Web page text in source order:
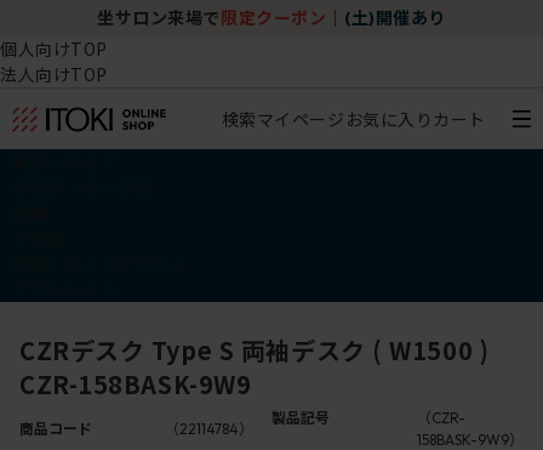
坐サロン来場で 限定クーポン (土)開催あり
個人向けTOP
法人向けTOP
検索マイページ お気に入り カート
CZRデスク Type S 両袖デスク ( W1500 )
CZR-158BASK-9W9
商品コード （22114784）
製品記号
（CZR-
158BASK-9W9）